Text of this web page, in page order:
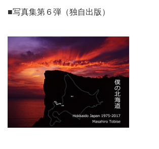
■写真集第６弾（独自出版）